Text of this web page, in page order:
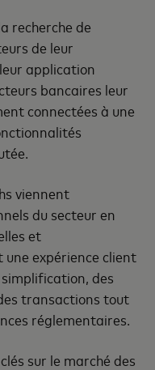
recherche de
de leur
application
bancaires leur
connectées à une
viennent
du secteur en
et
une expérience client
des
transactions tout
réglementaires.
sur le marché des